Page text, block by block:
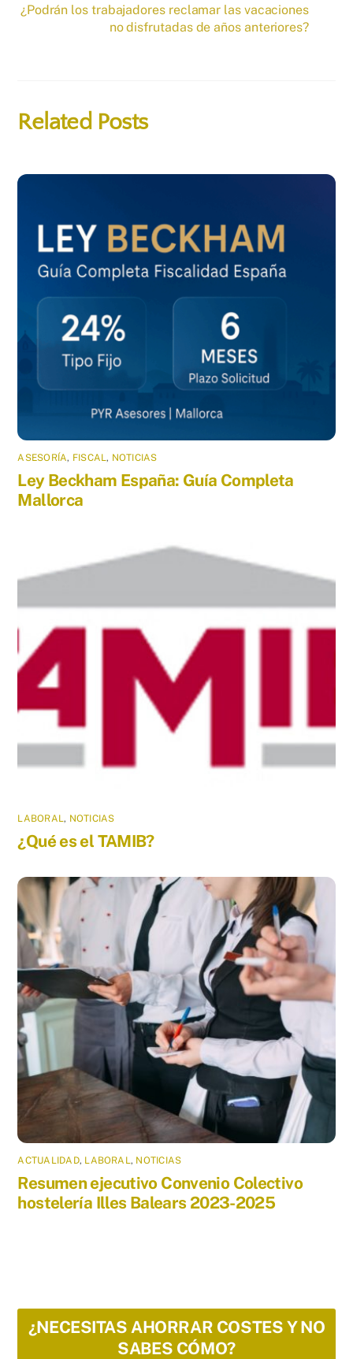
¿Podrán los trabajadores reclamar las vacaciones
no disfrutadas de años anteriores?
Related Posts
ASESORÍA, FISCAL, NOTICIAS
Ley Beckham España: Guía Completa
Mallorca
LABORAL, NOTICIAS
¿Qué es el TAMIB?
ACTUALIDAD, LABORAL , NOTICIAS
Resumen ejecutivo Convenio Colectivo
hostelería Illes Balears 2023-2025
¿NECESITAS AHORRAR COSTES Y NO
SABES CÓMO?